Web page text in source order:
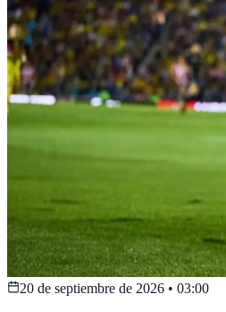
20 de septiembre de 2026 • 03:00